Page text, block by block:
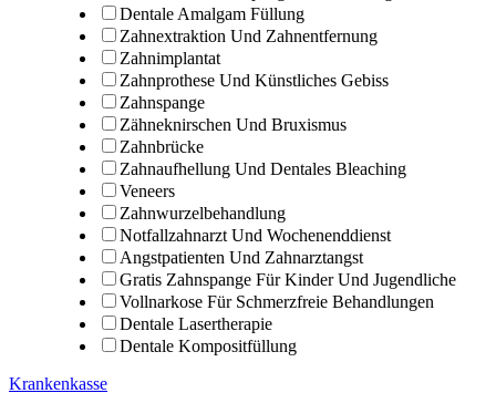
Dentale Amalgam Füllung
Zahnextraktion Und Zahnentfernung
Zahnimplantat
Zahnprothese Und Künstliches Gebiss
Zahnspange
Zähneknirschen Und Bruxismus
Zahnbrücke
Zahnaufhellung Und Dentales Bleaching
Veneers
Zahnwurzelbehandlung
Notfallzahnarzt Und Wochenenddienst
Angstpatienten Und Zahnarztangst
Gratis Zahnspange Für Kinder Und Jugendliche
Vollnarkose Für Schmerzfreie Behandlungen
Dentale Lasertherapie
Dentale Kompositfüllung
Krankenkasse